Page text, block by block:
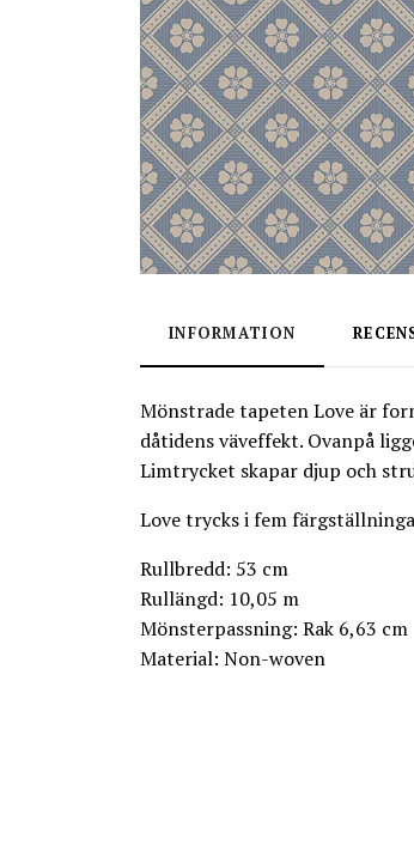
INFORMATION
Mönstrade tapeten Love är
dåtidens väveffekt. Ovanpå
Limtrycket skapar djup och
Love trycks i fem
Rullbredd: 53 cm
Rullängd: 10,05 m
Mönsterpassning: Rak 6,63 cm
Material: Non-woven